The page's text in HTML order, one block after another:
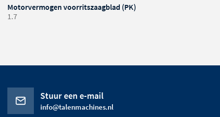
Motorvermogen voorritszaagblad (PK)
1.7
Stuur een e-mail
info@talenmachines.nl